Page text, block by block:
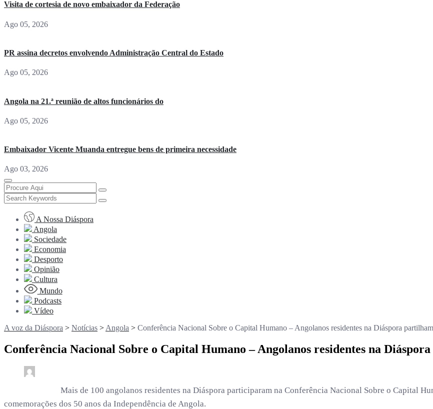
Visita de cortesia de novo embaixador da Federação
Ago 05, 2026
PR assina decretos envolvendo Administração Central do Estado
Ago 05, 2026
Angola na 21.ª reunião de altos funcionários do
Ago 05, 2026
Embaixador Vicente Muanda entregue bens de primeira necessidade
Ago 03, 2026
A Nossa Diáspora
Angola
Sociedade
Economia
Desporto
Opinião
Cultura
Mundo
Podcasts
Vídeo
A voz da Diáspora > Notícias > Angola > Conferência Nacional Sobre o Capital Humano – Angolanos residentes na Diáspora
Conferência Nacional Sobre o Capital Humano – Angolanos residentes na
Mais de 100 angolanos residentes na Diáspora participaram na Conferência Nacional Sobre o Capital
comemorações dos 50 anos da Independência de Angola.